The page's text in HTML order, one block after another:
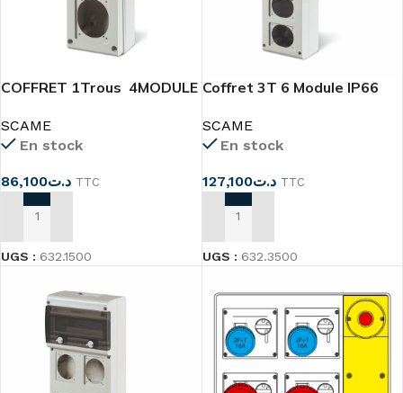
COFFRET 1Trous 4MODULE
SCAME
En stock
د.ت86,100 TTC
AJOUTER AU PANIER
UGS : 632.1500
Coffret 3T 6 Module IP66
SCAME
En stock
د.ت127,100 TTC
AJOUTER AU PANIER
UGS : 632.3500